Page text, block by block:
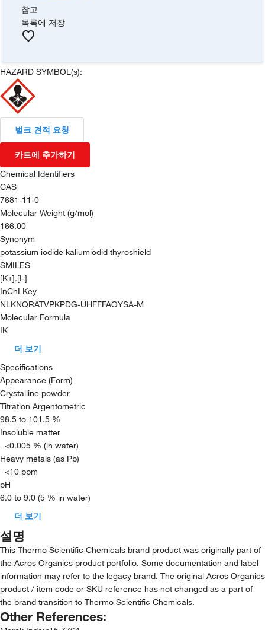
참고
목록에 저장
HAZARD SYMBOL(s):
벌크 견적 요청
카트에 추가하기
Chemical Identifiers
CAS
7681-11-0
Molecular Weight (g/mol)
166.00
Synonym
potassium iodide kaliumiodid thyroshield
SMILES
[K+].[I-]
InChI Key
NLKNQRATVPKPDG-UHFFFAOYSA-M
Molecular Formula
IK
더 보기
Specifications
Appearance (Form)
Crystalline powder
Titration Argentometric
98.5 to 101.5 %
Insoluble matter
=<0.005 % (in water)
Heavy metals (as Pb)
=<10 ppm
pH
6.0 to 9.0 (5 % in water)
더 보기
설명
This Thermo Scientific Chemicals brand product was originally part of
the Acros Organics product portfolio. Some documentation and label
information may refer to the legacy brand. The original Acros Organics
product / item code or SKU reference has not changed as a part of
the brand transition to Thermo Scientific Chemicals.
Other References: